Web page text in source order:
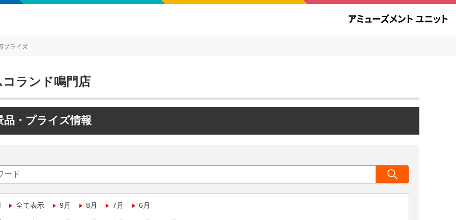
プライズ
ランド鳴門店
品・プライズ情報
全て表示 9月 8月 7月 6月